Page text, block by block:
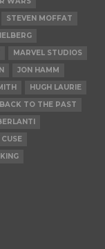
STEVEN MOFFAT
MARVEL STUDIOS
JON HAMM
HUGH LAURIE
BACK TO THE PAST